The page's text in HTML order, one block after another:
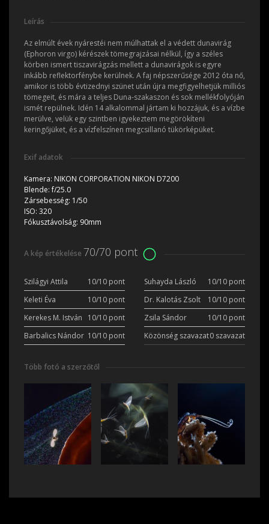
Leírás
Az elmúlt évek nyárestéi nem múlhattak el a védett dunavirág
(Ephoron virgo) kérészek tömegrajzásai nélkül, így a széles
körben ismert tiszavirágzás mellett a dunavirágok is egyre
inkább reflektorfénybe kerülnek. A faj népszerűsége 2012 óta nő,
amikor is több évtizednyi szünet után újra megfigyelhetjük milliós
tömegeit, és mára a teljes Duna-szakaszon és sok mellékfolyóján
ismét repülnek. Idén 14 alkalommal jártam ki hozzájuk, és a vízbe
merülve, velük egy szintben igyekeztem megörökíteni
keringőjüket, és a vízfelszínen megcsillanó tükörképüket.
Exif adatok
Kamera: NIKON CORPORATION NIKON D7200
Blende:f/25.0
Zársebesség: 1/50
ISO: 320
Fókusztávolság: 90mm
A kép értékelése 70/70 pont
Szilágyi Attila 10/10 pont Suhayda László
10/10 pont
Keleti Éva
10/10 pont Dr. Kalotás Zsolt
10/10 pont
Kerekes M. István
10/10 pont Zsila Sándor
10/10 pont
Barbalics Nándor 10/10 pont Közönség szavazat0 szavazat
Több fotó a szerzőtől